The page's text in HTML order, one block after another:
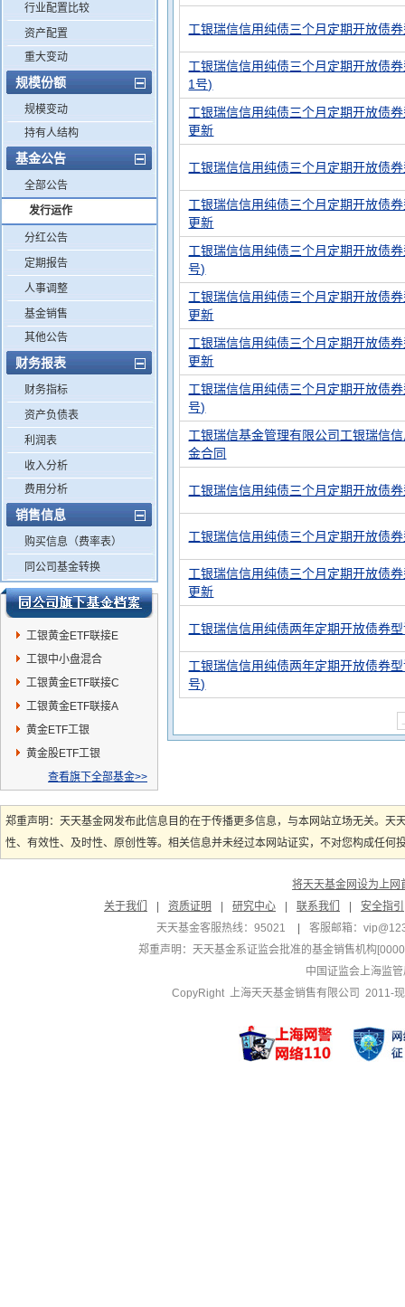
行业配置比较
资产配置
重大变动
规模份额
规模变动
持有人结构
基金公告
全部公告
发行运作
分红公告
定期报告
人事调整
基金销售
其他公告
财务报表
财务指标
资产负债表
利润表
收入分析
费用分析
销售信息
购买信息（费率表）
同公司基金转换
工银黄金ETF联接E
工银中小盘混合
工银黄金ETF联接C
工银黄金ETF联接A
黄金ETF工银
黄金股ETF工银
查看旗下全部基金>>
工银瑞信信用纯债三个月定期开放债
工银瑞信信用纯债三个月定期开放债
1号)
工银瑞信信用纯债三个月定期开放债
更新
工银瑞信信用纯债三个月定期开放债
工银瑞信信用纯债三个月定期开放债
更新
工银瑞信信用纯债三个月定期开放债
号)
工银瑞信信用纯债三个月定期开放债
更新
工银瑞信信用纯债三个月定期开放债
更新
工银瑞信信用纯债三个月定期开放债
号)
工银瑞信基金管理有限公司工银瑞信
金合同
工银瑞信信用纯债三个月定期开放债
工银瑞信信用纯债三个月定期开放债
工银瑞信信用纯债三个月定期开放债
更新
工银瑞信信用纯债两年定期开放债券
工银瑞信信用纯债两年定期开放债券
号)
郑重声明：天天基金网发布此信息目的在于传播更多信息，与本网站立场无关。
性、有效性、及时性、原创性等。相关信息并未经过本网站证实，不对您构成任
将天天基金网设为上网
关于我们
资质证明 研究中心 联系我们
安全指引
天天基金客服热线：95021
客服邮箱：
郑重声明：天天基金系证监会批准的基金销售机构
中国证监会上海监
CopyRight 上海天天基金销售有限公司 2011-